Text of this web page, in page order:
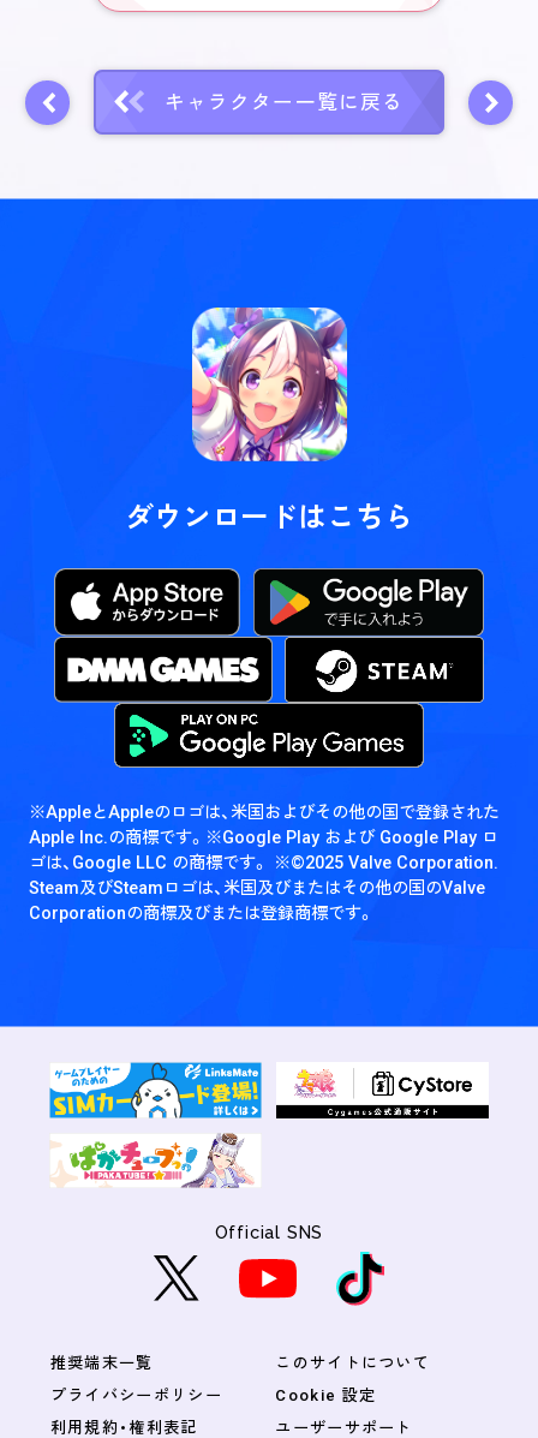
キャラクター一覧に戻る
ダウンロードはこちら
※AppleとAppleのロゴは、米国およびその他の国で登録された
Apple Inc.の商標です。 ※Google Play および Google Play ロ
ゴは、Google LLC の商標です。
※©2025 Valve Corporation.
Steam及びSteamロゴは、米国及びまたはその他の国のValve
Corporationの商標及びまたは登録商標です。
Official SNS
推奨端末一覧
このサイトについて
プライバシーポリシー
Cookie 設定
利用規約・権利表記
ユーザーサポート